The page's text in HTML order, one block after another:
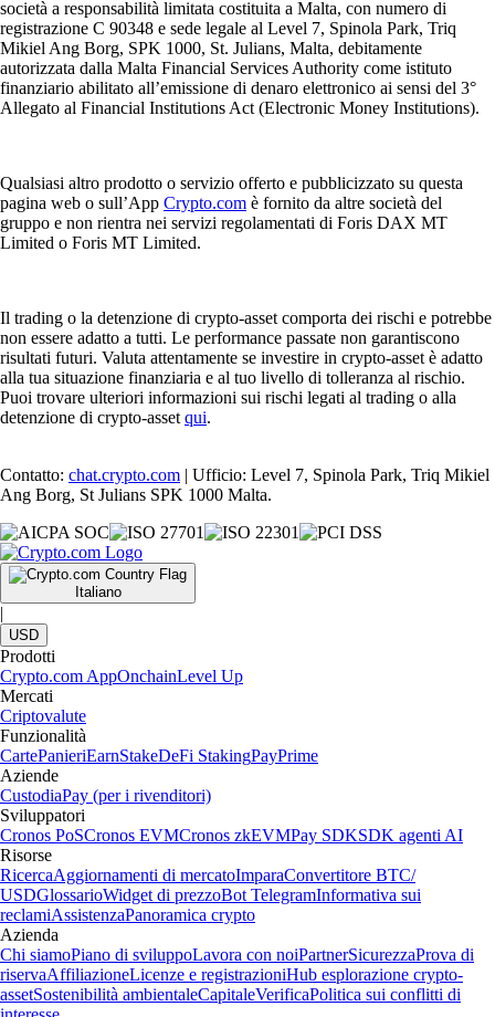
società a responsabilità limitata costituita a Malta, con numero di
registrazione C 90348 e sede legale al Level 7, Spinola Park, Triq
Mikiel Ang Borg, SPK 1000, St. Julians, Malta, debitamente
autorizzata dalla Malta Financial Services Authority come istituto
finanziario abilitato all’emissione di denaro elettronico ai sensi del 3°
Allegato al Financial Institutions Act (Electronic Money Institutions).
Qualsiasi altro prodotto o servizio offerto e pubblicizzato su questa
pagina web o sull’App Crypto.com è fornito da altre società del
gruppo e non rientra nei servizi regolamentati di Foris DAX MT
Limited o Foris MT Limited.
Il trading o la detenzione di crypto-asset comporta dei rischi e potrebbe
non essere adatto a tutti. Le performance passate non garantiscono
risultati futuri. Valuta attentamente se investire in crypto-asset è adatto
alla tua situazione finanziaria e al tuo livello di tolleranza al rischio.
Puoi trovare ulteriori informazioni sui rischi legati al trading o alla
detenzione di crypto-asset qui.
Contatto: chat.crypto.com | Ufficio: Level 7, Spinola Park, Triq Mikiel
Ang Borg, St Julians SPK 1000 Malta.
Italiano
|
USD
Prodotti
Crypto.com AppOnchainLevel Up
Mercati
Criptovalute
Funzionalità
CartePanieriEarnStakeDeFi StakingPayPrime
Aziende
CustodiaPay (per i rivenditori)
Sviluppatori
Cronos PoSCronos EVMCronos zkEVMPay SDKSDK agenti AI
Risorse
RicercaAggiornamenti di mercatoImparaConvertitore BTC/
USDGlossarioWidget di prezzoBot TelegramInformativa sui
reclamiAssistenzaPanoramica crypto
Azienda
Chi siamoPiano di sviluppoLavora con noiPartnerSicurezzaProva di
riservaAffiliazioneLicenze e registrazioniHub esplorazione crypto-
assetSostenibilità ambientaleCapitaleVerificaPolitica sui conflitti di